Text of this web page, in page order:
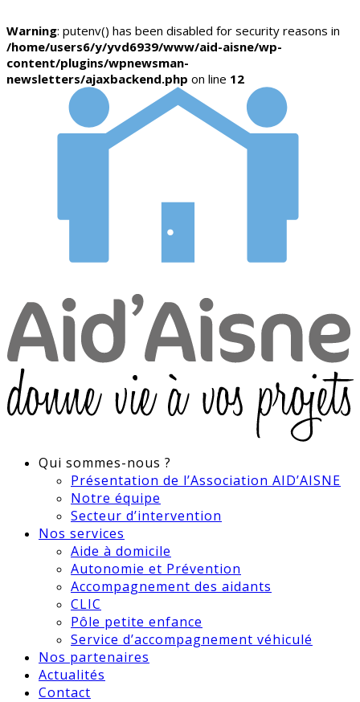
Warning: putenv() has been disabled for security reasons in
/home/users6/y/yvd6939/www/aid-aisne/wp-
content/plugins/wpnewsman-
newsletters/ajaxbackend.php on line 12
Qui sommes-nous ?
Présentation de l’Association AID’AISNE
Notre équipe
Secteur d’intervention
Nos services
Aide à domicile
Autonomie et Prévention
Accompagnement des aidants
CLIC
Pôle petite enfance
Service d’accompagnement véhiculé
Nos partenaires
Actualités
Contact